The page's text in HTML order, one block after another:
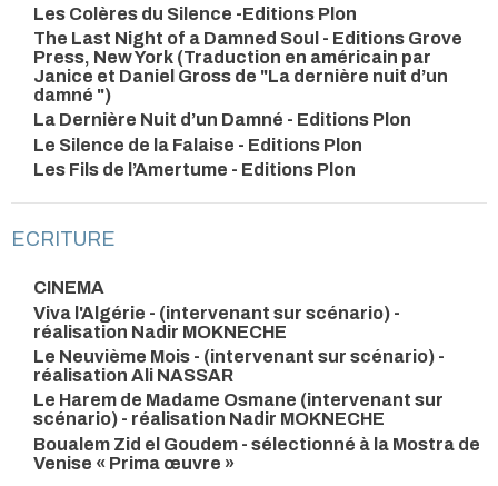
Les Colères du Silence -Editions Plon
The Last Night of a Damned Soul - Editions Grove
Press, New York (Traduction en américain par
Janice et Daniel Gross de "La dernière nuit d’un
damné ")
La Dernière Nuit d’un Damné - Editions Plon
Le Silence de la Falaise - Editions Plon
Les Fils de l’Amertume - Editions Plon
ECRITURE
CINEMA
Viva l'Algérie - (intervenant sur scénario) -
réalisation Nadir MOKNECHE
Le Neuvième Mois - (intervenant sur scénario) -
réalisation Ali NASSAR
Le Harem de Madame Osmane (intervenant sur
scénario) - réalisation Nadir MOKNECHE
Boualem Zid el Goudem - sélectionné à la Mostra de
Venise « Prima œuvre »